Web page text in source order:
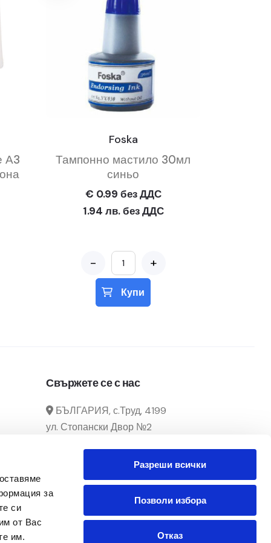
за
си
от Вас
им.
Разреши всички
Позволи избора
Отказ
А3
Foska
Тампонно мастило 30мл
синьо
€ 0.99 без ДДС
1.94 лв. без ДДС
- +
Купи
Свържете се с нас
БЪЛГАРИЯ, с.Труд, 4199
ул. Стопански Двор №2
manager@officecenter-
0882 166 292 / 032 39 29 02
Понеделник - Петък